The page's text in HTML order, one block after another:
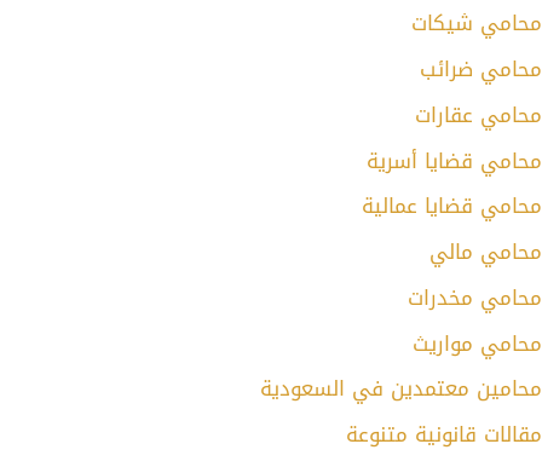
محامي شيكات
محامي ضرائب
محامي عقارات
محامي قضايا أسرية
محامي قضايا عمالية
محامي مالي
محامي مخدرات
محامي مواريث
محامين معتمدين في السعودية
مقالات قانونية متنوعة